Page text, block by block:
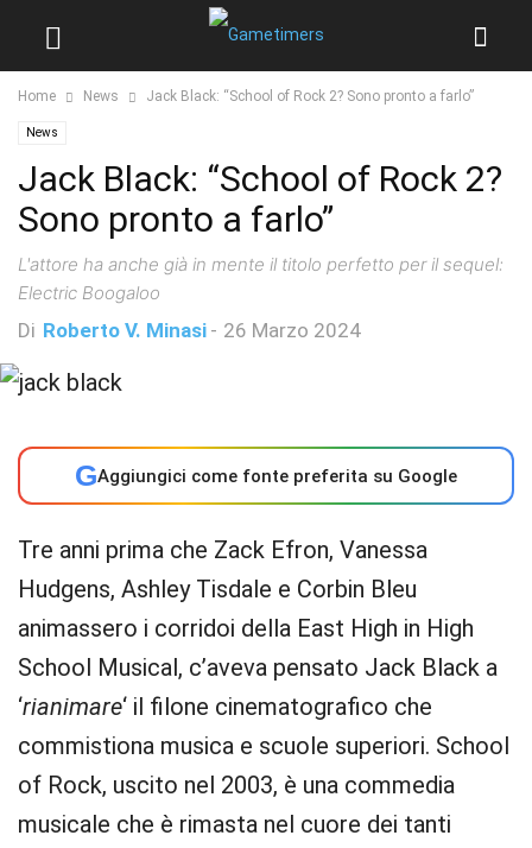
Home News Jack Black: “School of Rock 2? Sono pronto a farlo”
News
Jack Black: “School of Rock 2?
Sono pronto a farlo”
L'attore ha anche già in mente il titolo perfetto per il sequel:
Electric Boogaloo
Di Roberto V. Minasi - 26 Marzo 2024
GAggiungici come fonte preferita su Google
Tre anni prima che Zack Efron, Vanessa
Hudgens, Ashley Tisdale e Corbin Bleu
animassero i corridoi della East High in High
School Musical, c’aveva pensato Jack Black a
‘rianimare‘ il filone cinematografico che
commistiona musica e scuole superiori. School
of Rock, uscito nel 2003, è una commedia
musicale che è rimasta nel cuore dei tanti